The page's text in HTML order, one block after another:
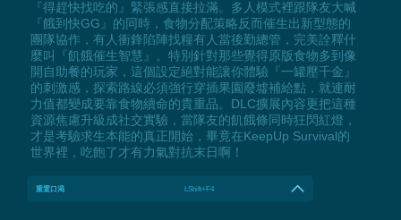
『得趕快找吃的』緊張感直接拉滿。多人模式裡跟隊友大喊
『餓到快GG』的同時，食物分配策略反而催生出新型態的
團隊協作，有人衝鋒陷陣找糧有人當後勤總管，完美詮釋什
麼叫『飢餓催生智慧』。特別針對那些覺得原版食物多到像
開自助餐的玩家，這個設定絕對能讓你體驗『一罐壓千金』
的刺激感，探索路線必須強行穿插果園廢墟補給點，就連耐
力值都變成要靠食物續命的貴重品。DLC擴展內容更把這種
資源焦慮升級成社交實驗，當隊友的飢餓條同時狂閃紅燈，
才是考驗求生本能的真正開始，畢竟在KeepUp Survival的
世界裡，吃飽了才有力氣對抗末日啊！
重置口渴 LShift+F4